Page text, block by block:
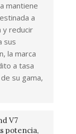
mantiene
a
y reducir
sus
la marca
a tasa
su gama,
V7
potencia,